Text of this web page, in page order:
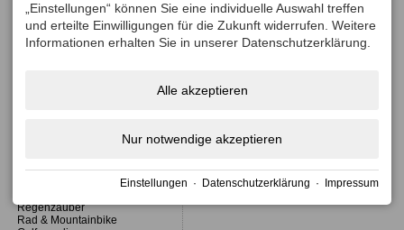
Wellness & Genuss
Wellnesshotels
Familie & Kinder
Mit der ganzen Familie
Wassergenuss
Wanderlust im Sommer
Regenzauber
Rad & Mountainbike
Abwehrkräfte stärken
Detox & Heilfasten
„Einstellungen“ können Sie eine individuelle Auswahl treffen
und erteilte Einwilligungen für die Zukunft widerrufen. Weitere
Informationen erhalten Sie in unserer Datenschutzerklärung.
Alle akzeptieren
Nur notwendige akzeptieren
Einstellungen · Datenschutzerklärung · Impressum